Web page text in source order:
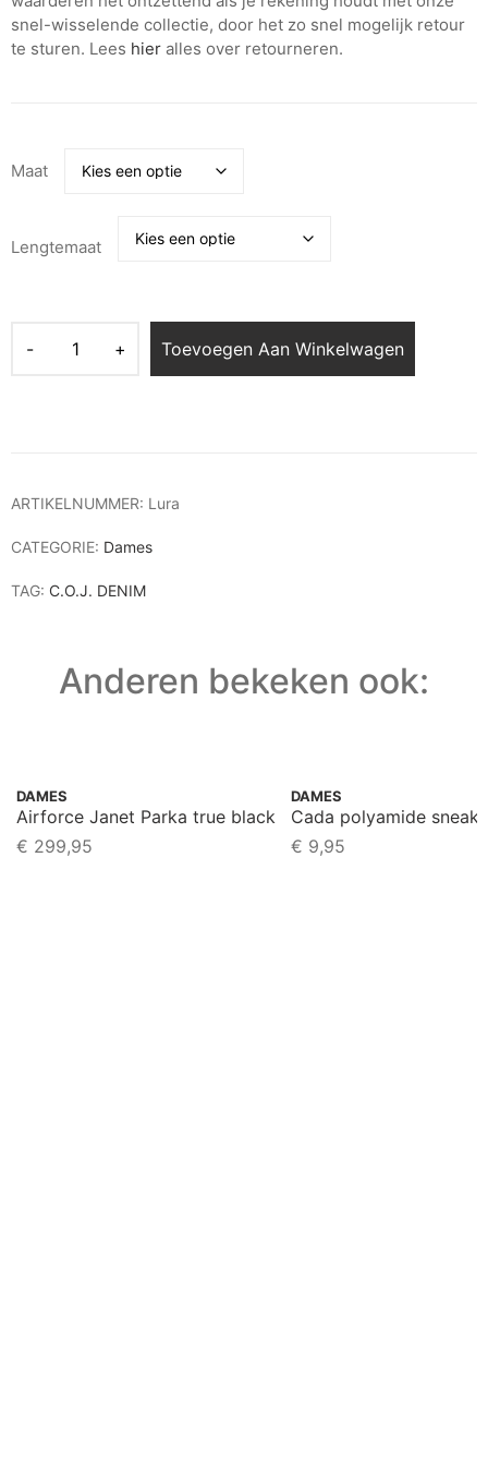
snel-wisselende collectie, door het zo snel mogelijk retour
te sturen. Lees hier alles over retourneren.
Maat
Lengtemaat
Toevoegen Aan Winkelwagen
ARTIKELNUMMER: Lura
CATEGORIE: Dames
TAG: C.O.J. DENIM
Anderen bekeken ook:
DAMES
Airforce Janet Parka true black
€ 299,95
DAMES
Cada polyamide
€ 9,95